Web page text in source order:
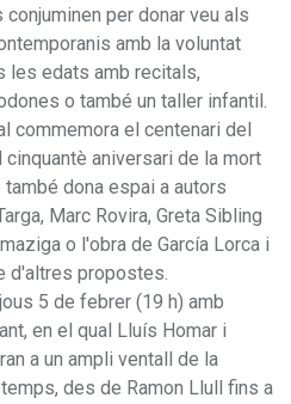
per donar veu als
amb la voluntat
les edats amb recitals,
o també un taller infantil.
commemora el centenari del
aniversari de la mort
dona espai a autors
Marc Rovira, Greta Sibling
o l'obra de García Lorca i
d'altres propostes.
5 de febrer (19 h) amb
en el qual Lluís Homar i
a un ampli ventall de la
des de Ramon Llull fins a